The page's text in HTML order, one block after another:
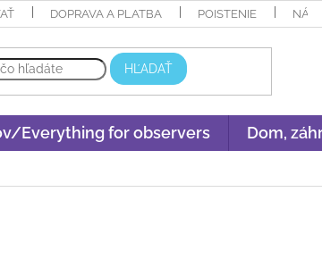
DOPRAVA A PLATBA POISTENIE
HĽADAŤ
Everything for observers Dom,